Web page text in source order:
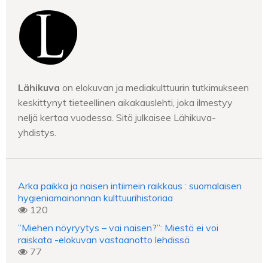
Lähikuva on elokuvan ja mediakulttuurin tutkimukseen
keskittynyt tieteellinen aikakauslehti, joka ilmestyy
neljä kertaa vuodessa. Sitä julkaisee Lähikuva-
yhdistys.
Arka paikka ja naisen intiimein raikkaus : suomalaisen
hygieniamainonnan kulttuurihistoriaa
120
”Miehen nöyryytys – vai naisen?”: Miestä ei voi
raiskata -elokuvan vastaanotto lehdissä
77